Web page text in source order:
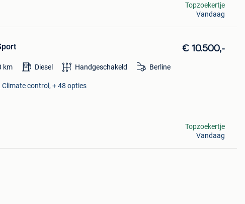
Topzoekertje
Vandaag
€ 10.500,-
km Diesel Handgeschakeld Berline
Climate control, + 48 opties
Topzoekertje
Vandaag